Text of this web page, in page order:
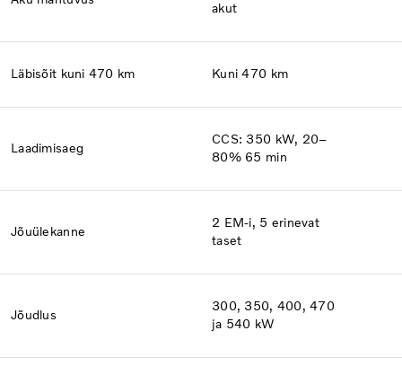
akut
Läbisõit kuni 470 km Kuni 470 km
Laadimisaeg
CCS: 350 kW, 20–
80% 65 min
Jõuülekanne
2 EM-i, 5 erinevat
taset
Jõudlus
300, 350, 400, 470
ja 540 kW